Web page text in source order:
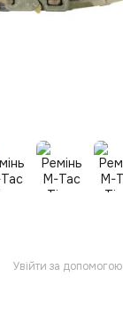
Увійти за допомогою